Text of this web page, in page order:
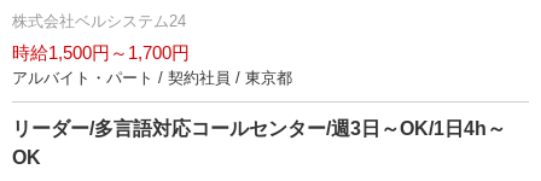
株式会社ベルシステム24
時給1,500円～1,700円
アルバイト・パート / 契約社員 / 東京都
リーダー/多言語対応コールセンター/週3日～OK/1日4h～
OK